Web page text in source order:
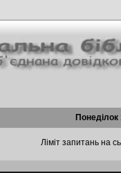
Ліміт запитань на